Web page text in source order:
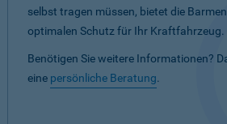
selbst tragen müssen, bietet die
optimalen Schutz für Ihr Kraftfahrzeug.
Benötigen Sie weitere Informationen?
eine persönliche Beratung.